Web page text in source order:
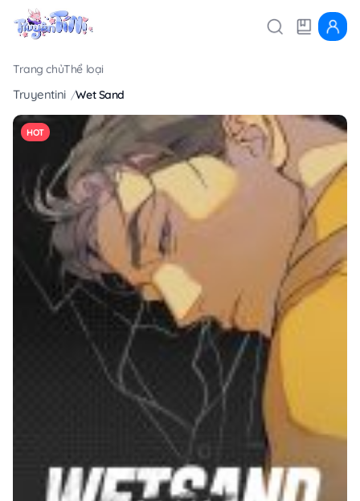
Trang chủThể loại
Truyentini Wet Sand
HOT